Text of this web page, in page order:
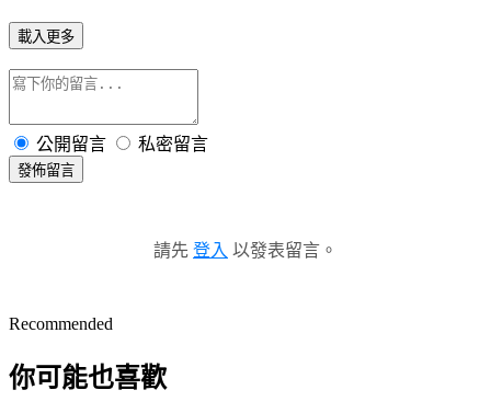
載入更多
公開留言 私密留言
發佈留言
請先 登入 以發表留言。
Recommended
你可能也喜歡